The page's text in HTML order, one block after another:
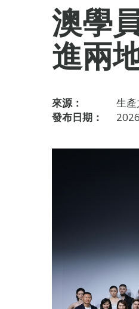
澳學
進兩
來源：
生
發布日期：